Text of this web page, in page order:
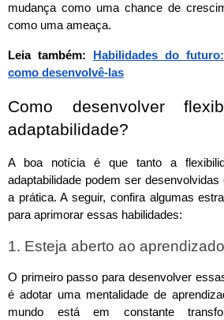
mudança como uma chance de
como uma ameaça.
Leia também:
Habilidades do
como desenvolvê-las
Como desenvolver
adaptabilidade?
A boa notícia é que tanto a
adaptabilidade podem ser
a prática. A seguir, confira algumas
para aprimorar essas habilidades:
1. Esteja aberto ao
O primeiro passo para desenvolver
é adotar uma mentalidade de
mundo está em constante